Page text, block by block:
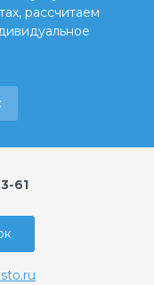
рассчитаем
61